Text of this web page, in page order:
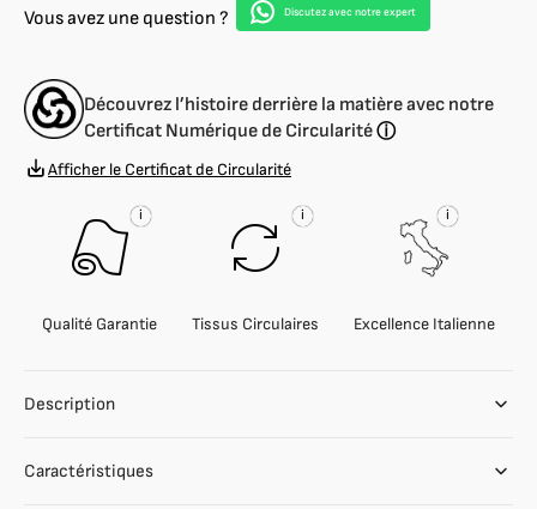
de
imprimé
ignifuge
pour
ameublement
de
velours
ignifuge
pour
ameublement
Vous avez une question ? Discutez avec notre expert
Découvrez l’histoire derrière la matière avec notre
Certificat Numérique de Circularitéⓘ
Afficher le Certificat de Circularité
i
Qualité Garantie
i
Tissus Circulaires
i
Excellence Italienne
Description
Caractéristiques